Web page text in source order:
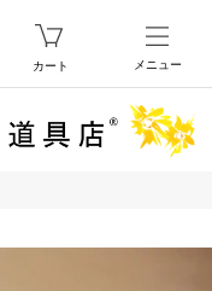
カート メニュー